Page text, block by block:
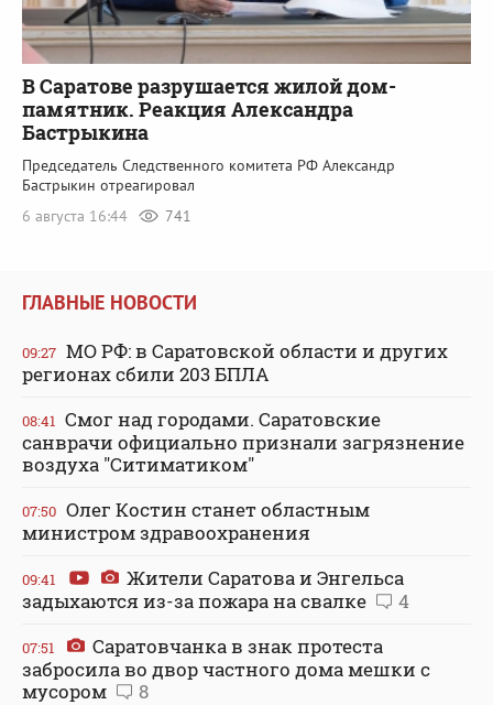
В Саратове разрушается жилой дом-
памятник. Реакция Александра
Бастрыкина
Председатель Следственного комитета РФ Александр
Бастрыкин отреагировал
6 августа 16:44
741
ГЛАВНЫЕ НОВОСТИ
09:27 МО РФ: в Саратовской области и других
регионах сбили 203 БПЛА
08:41 Смог над городами. Саратовские
санврачи официально признали загрязнение
воздуха "Ситиматиком"
07:50 Олег Костин станет областным
министром здравоохранения
09:41
Жители Саратова и Энгельса
задыхаются из-за пожара на свалке
4
07:51
Саратовчанка в знак протеста
забросила во двор частного дома мешки с
мусором
8